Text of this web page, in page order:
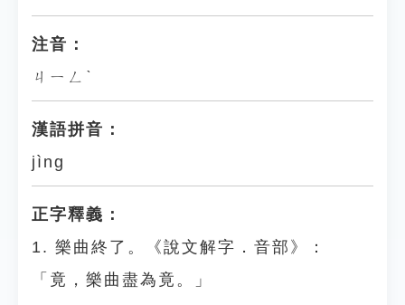
注音：
ㄐㄧㄥˋ
漢語拼音：
jìng
正字釋義：
1. 樂曲終了。《說文解字．音部》：
「竟，樂曲盡為竟。」